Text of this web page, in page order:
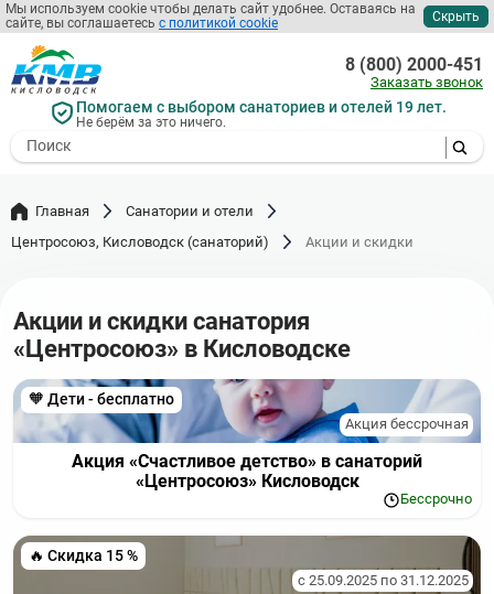
Мы используем cookie чтобы делать сайт удобнее. Оставаясь на
сайте, вы соглашаетесь с политикой cookie Скрыть
Перейти
к
основному
содержанию
Помогаем с выбором санаториев и отелей 19 лет.
Не берём за это ничего.
- I agree to the processing of my
8 (800) 2000-451
Заказать звонок
Главная
Санатории и отели
Центросоюз, Кисловодск (санаторий)
Акции и скидки
Акции и скидки санатория
«Центросоюз» в Кисловодске
🧡 Дети - бесплатно
Акция бессрочная
Акция «Счастливое детство» в санаторий
«Центросоюз» Кисловодск
Бессрочно
🔥 Скидка 15 %
с 25.09.2025 по 31.12.2025